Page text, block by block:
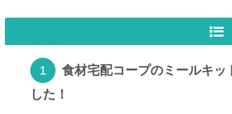
食材宅配コープのミールキッ
した！